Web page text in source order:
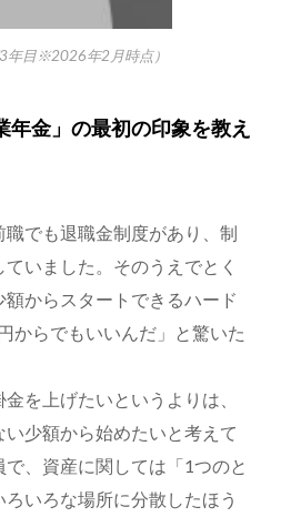
年目※2026年2月時点）
年金」の最初の印象を教え
でも退職金制度があり、制
いました。そのうえでとく
からスタートできるハード
からでもいいんだ」と驚いた
を上げたいというよりは、
少額から始めたいと考えて
、資産に関しては「1つのと
いろな場所に分散したほう